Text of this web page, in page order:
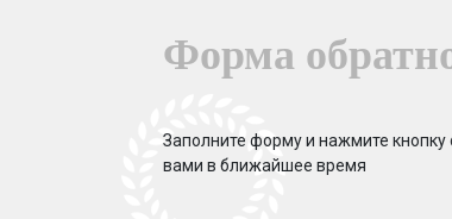
Форма
Заполните форму и нажмите
вами в ближайшее время